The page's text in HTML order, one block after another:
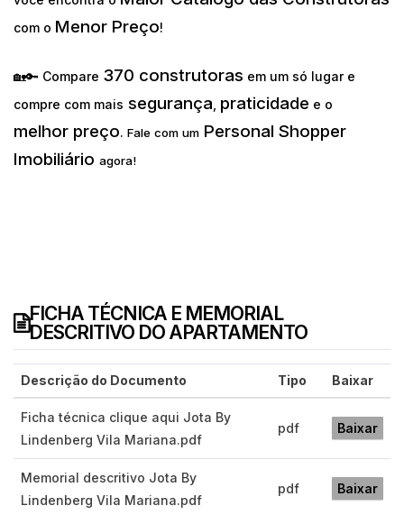
com o Menor Preço!
🏡🔑 Compare 370 construtoras em um só lugar e
compre com mais segurança praticidade e o
melhor preço. Fale com um Personal Shopper
Imobiliário agora!
FICHA TÉCNICA E MEMORIAL
DESCRITIVO DO APARTAMENTO
Descrição do Documento Tipo Baixar
Ficha técnica clique aqui Jota By
Lindenberg Vila Mariana.pdf
pdf Baixar
Memorial descritivo Jota By
Lindenberg Vila Mariana.pdf
pdf Baixar